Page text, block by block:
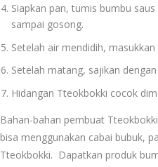
Siapkan pan, tumis bumbu
sampai gosong.
Setelah air mendidih,
Setelah matang, sajikan
Hidangan Tteokbokki cocok
Bahan-bahan pembuat
bisa menggunakan cabai bubuk,
Tteokbokki. Dapatkan produk